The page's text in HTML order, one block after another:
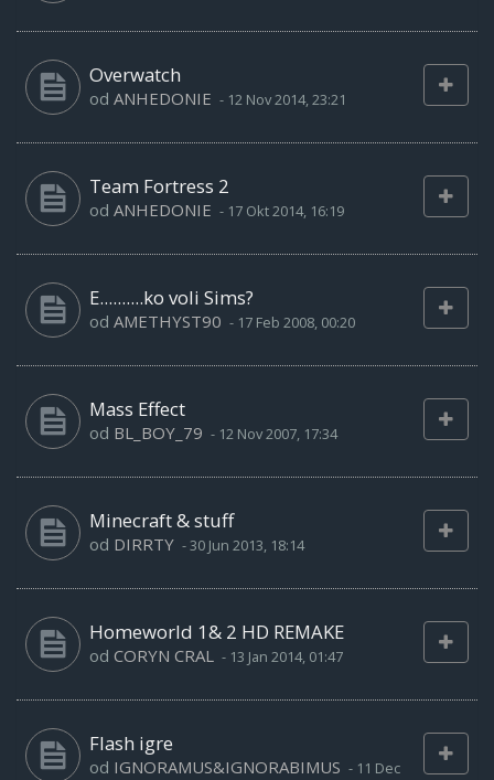
Overwatch
od ANHEDONIE - 12 Nov 2014, 23:21
Team Fortress 2
od ANHEDONIE - 17 Okt 2014, 16:19
E..........ko voli Sims?
od AMETHYST90 - 17 Feb 2008, 00:20
Mass Effect
od BL_BOY_79 - 12 Nov 2007, 17:34
Minecraft & stuff
od DIRRTY -30 Jun 2013, 18:14
Homeworld 1& 2 HD REMAKE
od CORYN CRAL - 13 Jan 2014, 01:47
Flash igre
od IGNORAMUS&IGNORABIMUS - 11 Dec